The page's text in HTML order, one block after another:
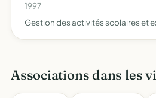
1997
Gestion des activités scolaires et
Associations dans les